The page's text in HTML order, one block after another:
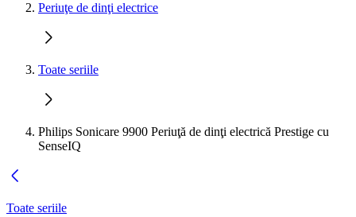
Periuţe de dinţi electrice
Toate seriile
Philips Sonicare 9900 Periuţă de dinţi electrică Prestige cu
SenseIQ
Toate seriile